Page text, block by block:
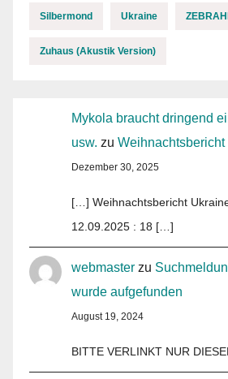
Silbermond Ukraine
Zuhaus (Akustik Version)
Mykola braucht dringend
usw. zu
Dezember 30, 2025
[…] Weihnachtsbericht
12.09.2025 : 18 […]
webmaster zu
wurde aufgefunden
August 19, 2024
BITTE VERLINKT NUR